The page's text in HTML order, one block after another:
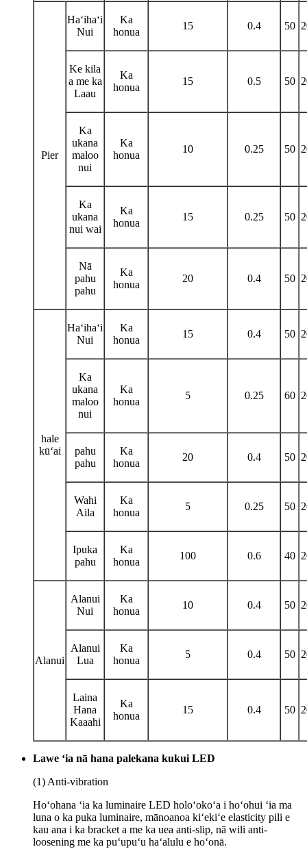
Pier
Haʻihaʻi
Nui
Ka
honua
15 0.4 50
Ke kila
a me ka
Laau
Ka
honua
15 0.5 50
Ka
ukana
maloo
nui
Ka
honua
10 0.25 50
Ka
ukana
nui wai
Ka
honua
15 0.25 50
Nā
pahu
pahu
Ka
honua
20 0.4 50
hale
kūʻai
Haʻihaʻi
Nui
Ka
honua
15 0.4 50
Ka
ukana
maloo
nui
Ka
honua
5 0.25 60
pahu
pahu
Ka
honua
20 0.4 50
Wahi
Aila
Ka
honua
5 0.25 50
Ipuka
pahu
Ka
honua
100 0.6 40
Alanui
Alanui
Nui
Ka
honua
10 0.4 50
Alanui
Lua
Ka
honua
5 0.4 50
Laina
Hana
Kaaahi
Ka
honua
15 0.4 50
Lawe ʻia nā hana palekana kukui LED
(1) Anti-vibration
Hoʻohana ʻia ka luminaire LED holoʻokoʻa i hoʻohui ʻia ma
luna o ka puka luminaire, mānoanoa kiʻekiʻe elasticity pili e
kau ana i ka bracket a me ka uea anti-slip, nā wili anti-
loosening me ka puʻupuʻu haʻalulu e hoʻonā.